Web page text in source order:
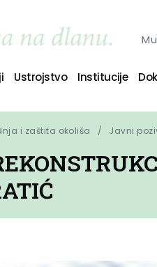
Ustrojstvo Institucije
i zaštita okoliša Javni